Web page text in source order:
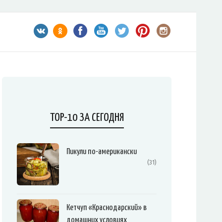
TOP-10 ЗА СЕГОДНЯ
Пикули по-американски
(31)
Кетчуп «Краснодарский» в
домашних условиях